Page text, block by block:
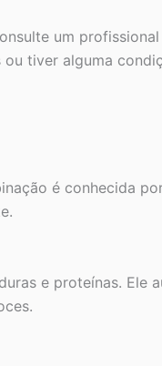
um
tiver alguma
é conhecida
e proteínas. Ele